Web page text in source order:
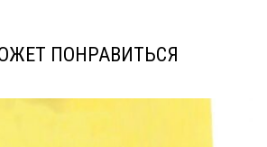
ПОНРАВИТЬСЯ